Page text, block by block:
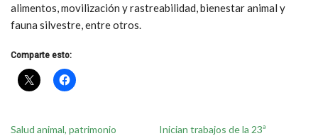
alimentos, movilización y rastreabilidad, bienestar animal y
fauna silvestre, entre otros.
Comparte esto:
Salud animal, patrimonio
Inician trabajos de la 23ª